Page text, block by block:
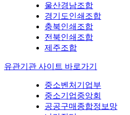
울산경남조합
경기도인쇄조합
충북인쇄조합
전북인쇄조합
제주조합
유관기관 사이트 바로가기
중소벤처기업부
중소기업중앙회
공공구매종합정보망